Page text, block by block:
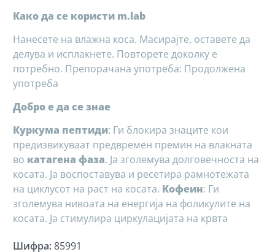
Како да се користи m.lab
Нанесете на влажна коса. Масирајте, оставете да
делува и исплакнете. Повторете доколку е
потребно. Препорачана употреба: Продолжена
употреба
Добро е да се знае
Куркума пептиди: Ги блокира знаците кои
предизвикуваат предвремен премин на влакната
во катагена фаза. Ја зголемува долговечноста на
косата. Ја воспоставува и ресетира рамнотежата
на циклусот на раст на косата. Кофеин: Ги
зголемува нивоата на енергија на фоликулите на
косата. Ја стимулира циркулацијата на крвта
Шифра:85991